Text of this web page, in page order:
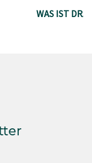
WAS IST